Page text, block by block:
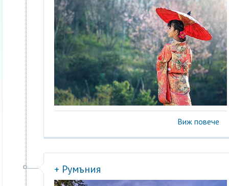
Виж повече
+ Румъния